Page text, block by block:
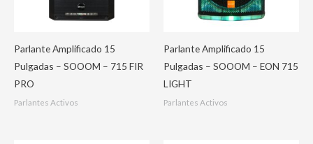
Parlante Amplificado 15
Pulgadas – SOOOM – 715 FIR
PRO
Parlantes Activos
Parlante Amplificado 15
Pulgadas – SOOOM – EON 715
LIGHT
Parlantes Activos